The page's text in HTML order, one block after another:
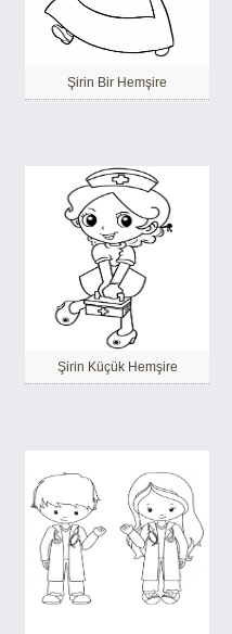
Şirin Bir Hemşire
Şirin Küçük Hemşire